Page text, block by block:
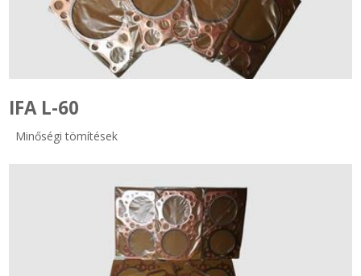
TEHER-ERŐGÉP-MOZDONY TÖMÍTÉS
RÉZ-ALUMÍNIUM ALÁTÉTEK LÁGYÍTVA
GOLYÓK-MAGTISZTÍTÓK-KREATÍV
IFA L-60
Minőségi tömítések